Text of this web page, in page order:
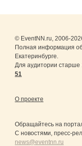
© EventNN.ru, 2006-
Полная информация
Екатеринбурге.
Для аудитории старше
51
О проекте
Обращайтесь на
С новостями, пресс-
news@eventnn.ru